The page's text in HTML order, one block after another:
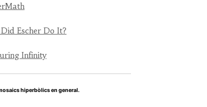
Escher Do It?
Infinity
hiperbòlics en general.